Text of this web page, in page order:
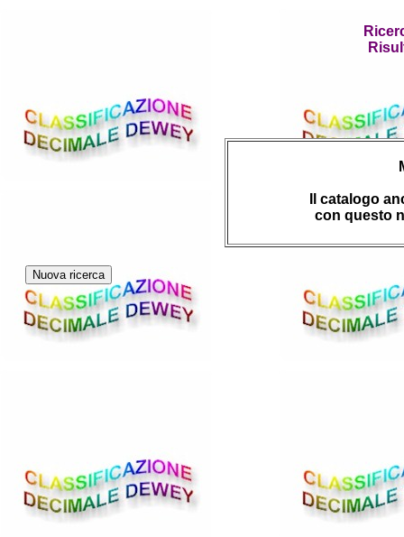
Il catalogo
con questo